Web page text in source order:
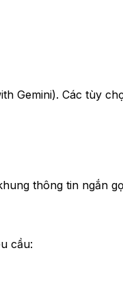
Gemini). Các tùy
thông tin ngắn
cầu: